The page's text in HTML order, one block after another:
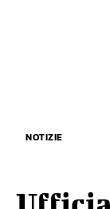
NOTIZIE